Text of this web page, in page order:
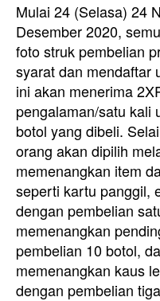
Mulai 24 (Selasa) 24
Desember 2020,
foto struk pembelian
syarat dan mendaftar
ini akan menerima
pengalaman/satu kali
botol yang dibeli.
orang akan dipilih
memenangkan item
seperti kartu panggil,
dengan pembelian
memenangkan
pembelian 10 botol,
memenangkan kaus
dengan pembelian